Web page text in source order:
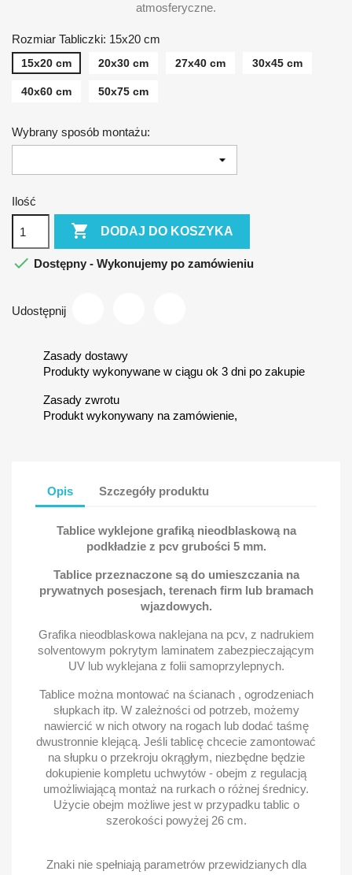
atmosferyczne.
Rozmiar Tabliczki: 15x20 cm
15x20 cm 20x30 cm 27x40 cm 30x45 cm
40x60 cm 50x75 cm
Wybrany sposób montażu:
Ilość
 DODAJ DO KOSZYKA
 Dostępny - Wykonujemy po zamówieniu
Udostępnij
Zasady dostawy
Produkty wykonywane w ciągu ok 3 dni po zakupie
Zasady zwrotu
Produkt wykonywany na zamówienie,
Opis Szczegóły produktu
Tablice wyklejone grafiką nieodblaskową na
podkładzie z pcv grubości 5 mm.
Tablice przeznaczone są do umieszczania na
prywatnych posesjach, terenach firm lub bramach
wjazdowych.
Grafika nieodblaskowa naklejana na pcv, z nadrukiem
solventowym pokrytym laminatem zabezpieczającym
UV lub wyklejana z folii samoprzylepnych.
Tablice można montować na ścianach , ogrodzeniach
słupkach itp. W zależności od potrzeb, możemy
nawiercić w nich otwory na rogach lub dodać taśmę
dwustronnie klejącą. Jeśli tablicę chcecie zamontować
na słupku o przekroju okrągłym, niezbędne będzie
dokupienie kompletu uchwytów - obejm z regulacją
umożliwiającą montaż na rurkach o różnej średnicy.
Użycie obejm możliwe jest w przypadku tablic o
szerokości powyżej 26 cm.
Znaki nie spełniają parametrów przewidzianych dla